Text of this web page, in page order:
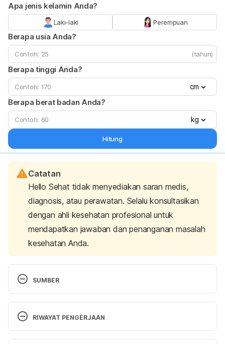
Apa jenis kelamin Anda?
Laki-laki Perempuan
Berapa usia Anda?
(tahun)
Berapa tinggi Anda?
cm
Berapa berat badan Anda?
kg
Hitung
Catatan
Hello Sehat tidak menyediakan saran medis,
diagnosis, atau perawatan. Selalu konsultasikan
dengan ahli kesehatan profesional untuk
mendapatkan jawaban dan penanganan masalah
kesehatan Anda.
SUMBER
Current approaches to prevent NSAID-induced
gastropathy–COX selectivity and beyond. British
RIWAYAT PENGERJAAN